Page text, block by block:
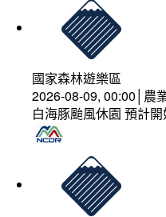
國家森林遊樂區
2026-08-09, 00:00│農
白海豚颱風休園 預計